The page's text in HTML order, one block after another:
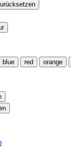
blue red orange